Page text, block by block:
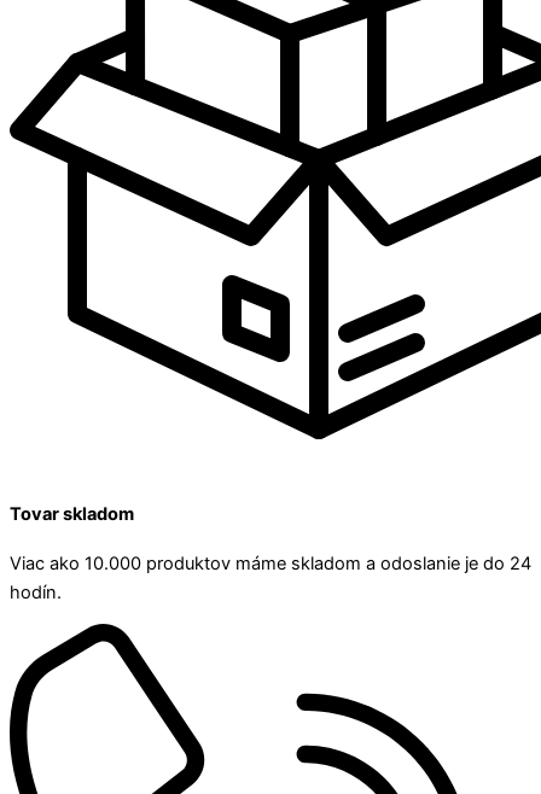
Tovar skladom
Viac ako 10.000 produktov máme skladom a odoslanie je do 24
hodín.